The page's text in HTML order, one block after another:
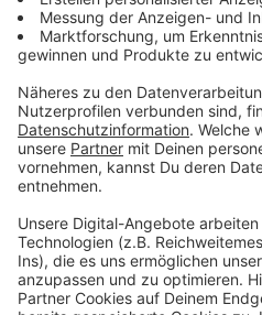
Hintergrund: Die Stadt
freiwillig am Stärkungspakt
letzte Jahr der Teilnahme.
Fortschreibung über das
nicht. Die Stadt erhielt über
2012 bis einschließlich 2020
insgesamt rund 66,6 Mio.
Stadt Moers erstmalig ohne
ausgeglichenen Haushalt
Stadt Moers mit einem